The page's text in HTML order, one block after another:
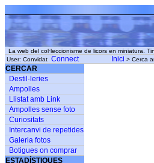
La web del col·leccionisme de licors en miniatura.
User: Convidat Connect Inici > Cerca
CERCAR
Destil·leries
Ampolles
Llistat amb Link
Ampolles sense foto
Curiositats
Intercanvi de repetides
Galeria fotos
Botigues on comprar
ESTADÍSTIQUES